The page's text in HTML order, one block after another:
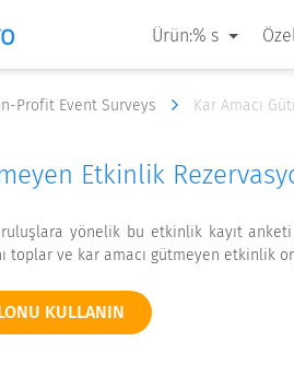
Ürün:% s
Profit Event Surveys Kar Amacı
Etkinlik
yönelik bu etkinlik kayıt
toplar ve kar amacı gütmeyen etkinlik
KULLANIN